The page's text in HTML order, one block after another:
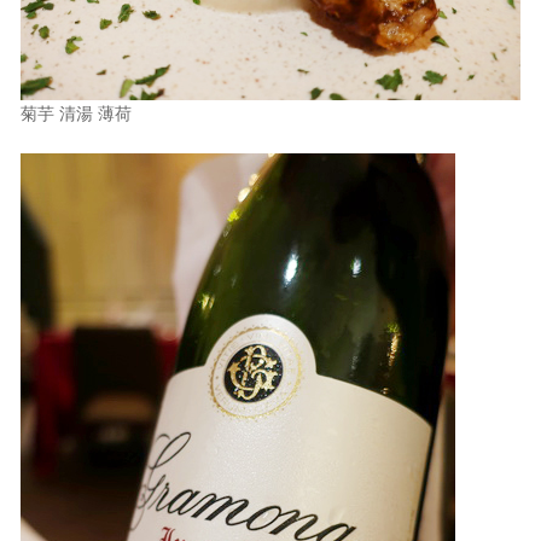
菊芋 清湯 薄荷